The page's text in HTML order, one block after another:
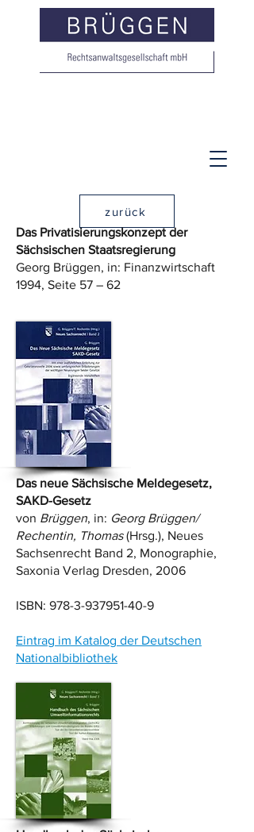
zurück
Das Privatisierungskonzept der
Sächsischen Staatsregierung
Georg Brüggen, in: Finanzwirtschaft
1994, Seite 57 – 62
Das neue Sächsische Meldegesetz,
SAKD-Gesetz
von Brüggen, in: Georg Brüggen/
Rechentin, Thomas(Hrsg.), Neues
Sachsenrecht Band 2, Monographie,
Saxonia Verlag Dresden, 2006
ISBN: 978-3-937951-40-9
Eintrag im Katalog der Deutschen
Nationalbibliothek